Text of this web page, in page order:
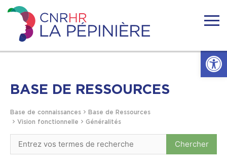
Ouvrir
to
content
Centre
national
de
rares
La
Actualités
Nous connaitre
Se former
BASE DE RESSOURCES
Base de connaissances
Base de Ressources
Vision fonctionnelle
Généralités